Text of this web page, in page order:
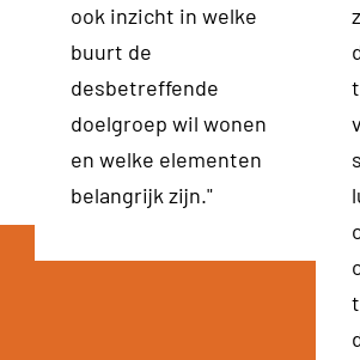
ook inzicht in welke
buurt de
desbetreffende
doelgroep wil wonen
en welke elementen
belangrijk zijn."